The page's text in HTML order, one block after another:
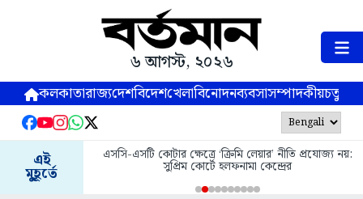
৬ আগস্ট, ২০২৬
কলকাতারাজ্যদেশবিদেশখেলাবিনোদনব্যবসাসম্পাদকীয়
এই
মুহূর্তে
এসসি-এসটি কোটার ক্ষেত্রে ‘ক্রিমি লেয়ার’ নীতি প্রযোজ্য নয়:
সুপ্রিম কোর্টে হলফনামা কেন্দ্রের